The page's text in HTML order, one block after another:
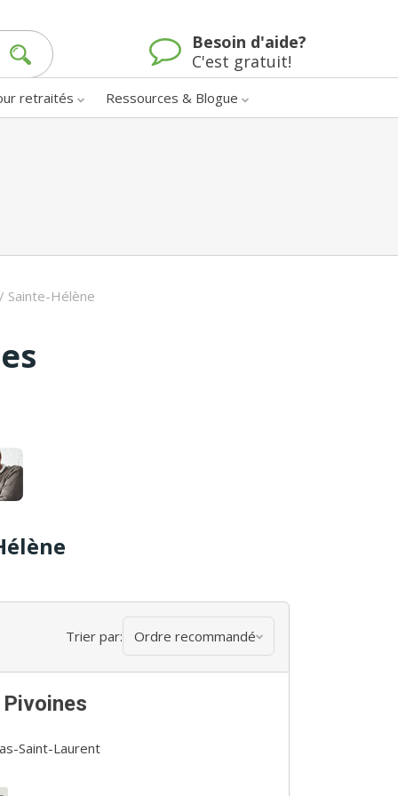
Besoin d'aide?
C'est gratuit!
retraités Ressources & Blogue
/ Sainte-Hélène
Trier par: Ordre recommandé
Saint-Laurent